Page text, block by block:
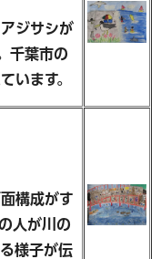
ジサシが
千葉市の
います。
構成がす
人が川の
様子が伝